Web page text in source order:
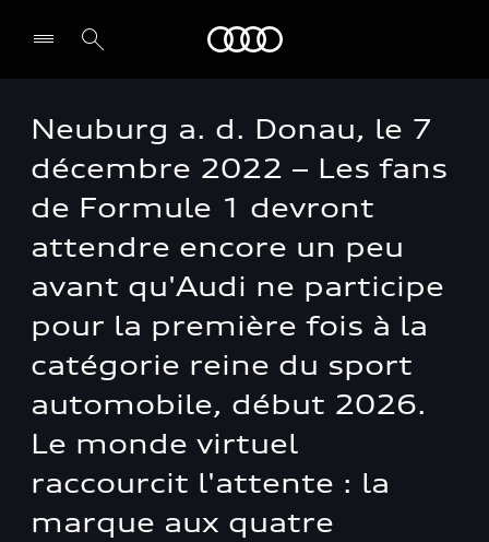
Select dealer
Neuburg a. d. Donau, le 7
décembre 2022 – Les fans
de Formule 1 devront
attendre encore un peu
avant qu'Audi ne participe
pour la première fois à la
catégorie reine du sport
automobile, début 2026.
Le monde virtuel
raccourcit l'attente : la
marque aux quatre